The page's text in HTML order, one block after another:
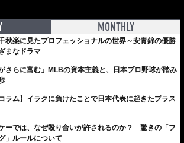
MONTHLY
秋楽に見たプロフェッショナルの世界～安青錦の優勝
まなドラマ
さらに富む」MLBの資本主義と、日本プロ野球が踏み
ラム】イラクに負けたことで日本代表に起きたプラス
ーでは、なぜ殴り合いが許されるのか？ 驚きの「フ
」ルールについて